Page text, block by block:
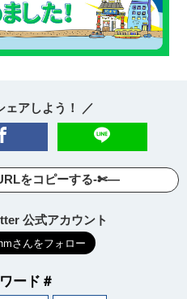
ェアしよう！ ／
をコピーする-✄—
公式アカウント
ード＃